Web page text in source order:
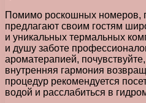
Помимо роскошных номеров,
предлагают своим гостям
и уникальных термальных
и душу заботе
ароматерапией,
внутренняя гармония
процедур рекомендуется
водой и расслабиться в